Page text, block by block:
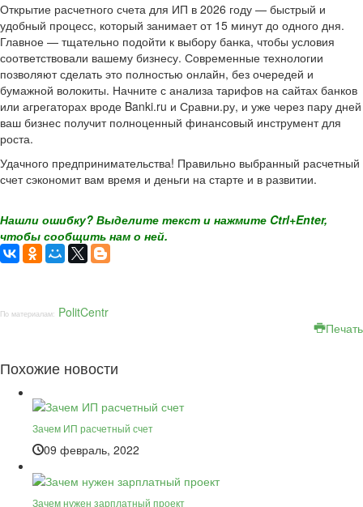
Открытие расчетного счета для ИП в 2026 году — быстрый и
удобный процесс, который занимает от 15 минут до одного дня.
Главное — тщательно подойти к выбору банка, чтобы условия
соответствовали вашему бизнесу. Современные технологии
позволяют сделать это полностью онлайн, без очередей и
бумажной волокиты. Начните с анализа тарифов на сайтах банков
или агрегаторах вроде Banki.ru и Сравни.ру, и уже через пару дней
ваш бизнес получит полноценный финансовый инструмент для
роста.
Удачного предпринимательства! Правильно выбранный расчетный
счет сэкономит вам время и деньги на старте и в развитии.
Нашли ошибку? Выделите текст и нажмите Ctrl+Enter,
чтобы сообщить нам о ней.
По материалам: PolitCentr
Печать
Похожие новости
Зачем ИП расчетный счет
09 февраль, 2022
Зачем нужен зарплатный проект